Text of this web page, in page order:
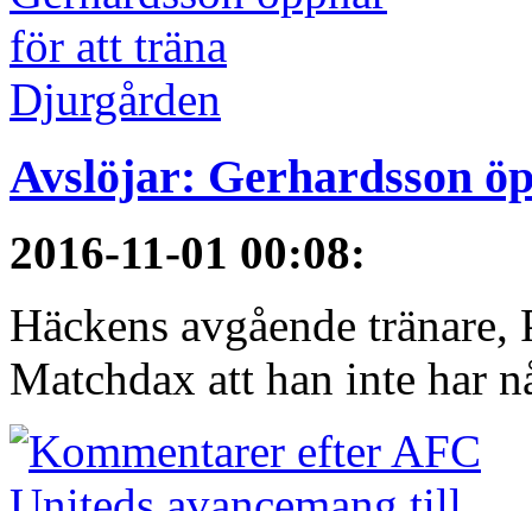
Avslöjar: Gerhardsson
2016-11-01 00:08:
Häckens avgående
Matchdax att han inte har